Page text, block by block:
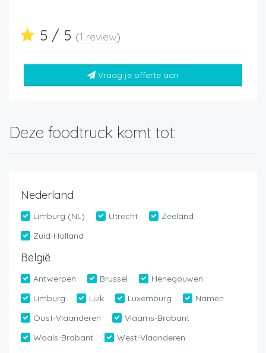
5 / 5 (1 review)
Vraag je offerte aan
Deze foodtruck komt tot:
Nederland
Limburg (NL) Utrecht
Zeeland
Zuid-Holland
België
Antwerpen Brussel
Henegouwen
Limburg
Luik Luxemburg
Namen
Oost-Vlaanderen
Vlaams-Brabant
Waals-Brabant
West-Vlaanderen